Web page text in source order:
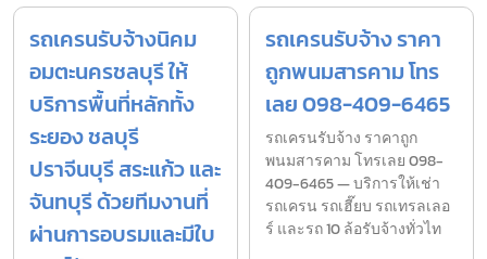
รถเครนรับจ้างนิคม
อมตะนครชลบุรี ให้
บริการพื้นที่หลักทั้ง
ระยอง ชลบุรี
ปราจีนบุรี สระแก้ว และ
จันทบุรี ด้วยทีมงานที่
ผ่านการอบรมและมีใบ
รถเครนรับจ้าง ราคา
ถูกพนมสารคาม โทร
เลย 098-409-6465
รถเครนรับจ้าง ราคาถูก
พนมสารคาม โทรเลย 098-
409-6465 — บริการให้เช่า
รถเครน รถเฮี๊ยบ รถเทรลเลอ
ร์ และรถ 10 ล้อรับจ้างทั่วไท